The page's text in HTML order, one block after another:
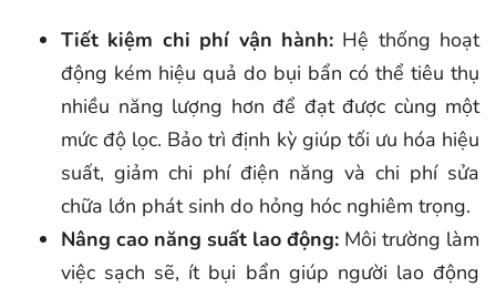
Tiết kiệm chi phí vận hành:Hệ thống hoạt
động kém hiệu quả do bụi bẩn có thể tiêu thụ
nhiều năng lượng hơn để đạt được cùng một
mức độ lọc. Bảo trì định kỳ giúp tối ưu hóa hiệu
suất, giảm chi phí điện năng và chi phí sửa
chữa lớn phát sinh do hỏng hóc nghiêm trọng.
Nâng cao năng suất lao động: Môi trường làm
việc sạch sẽ, ít bụi bẩn giúp người lao động